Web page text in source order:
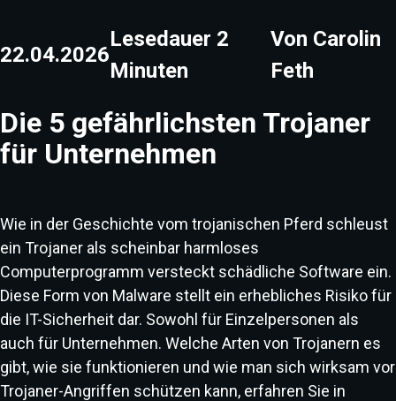
22.04.2026
Lesedauer 2
Minuten
Von Carolin
Feth
Die 5 gefährlichsten Trojaner
für Unternehmen
Wie in der Geschichte vom trojanischen Pferd schleust
ein Trojaner als scheinbar harmloses
Computerprogramm versteckt schädliche Software ein.
Diese Form von Malware stellt ein erhebliches Risiko für
die IT-Sicherheit dar. Sowohl für Einzelpersonen als
auch für Unternehmen. Welche Arten von Trojanern es
gibt, wie sie funktionieren und wie man sich wirksam vor
Trojaner-Angriffen schützen kann, erfahren Sie in